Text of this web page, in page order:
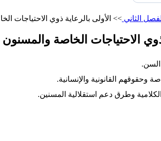
الثاني >> الأولى بالرعاية ذوي الاحتياجات
ذوي الاحتياجات الخاصة والمسنون
السن.
وحقوقهم القانونية والإنسانية.
وطرق دعم استقلالية المسنين.